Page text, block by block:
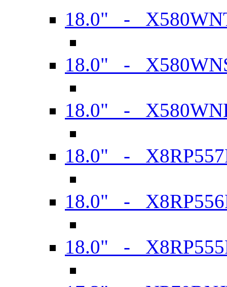
18.0" -
18.0" -
18.0" -
18.0" -
18.0" -
18.0" -